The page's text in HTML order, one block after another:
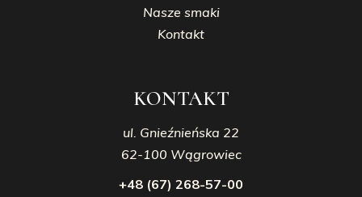
Nasze smaki
Kontakt
KONTAKT
ul. Gnieźnieńska 22
62-100 Wągrowiec
+48 (67) 268-57-00